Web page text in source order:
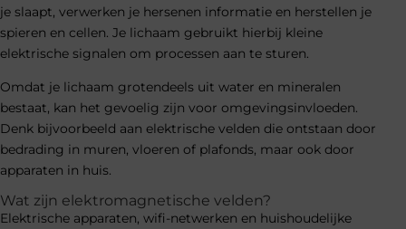
je slaapt, verwerken je hersenen informatie en herstellen je
spieren en cellen. Je lichaam gebruikt hierbij kleine
elektrische signalen om processen aan te sturen.
Omdat je lichaam grotendeels uit water en mineralen
bestaat, kan het gevoelig zijn voor omgevingsinvloeden.
Denk bijvoorbeeld aan elektrische velden die ontstaan door
bedrading in muren, vloeren of plafonds, maar ook door
apparaten in huis.
Wat zijn elektromagnetische velden?
Elektrische apparaten, wifi-netwerken en huishoudelijke